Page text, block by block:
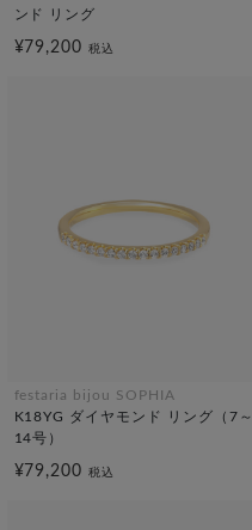
ンド リング
¥79,200税込
festaria bijou SOPHIA
K18YG ダイヤモンド リング（7～
14号）
¥79,200税込